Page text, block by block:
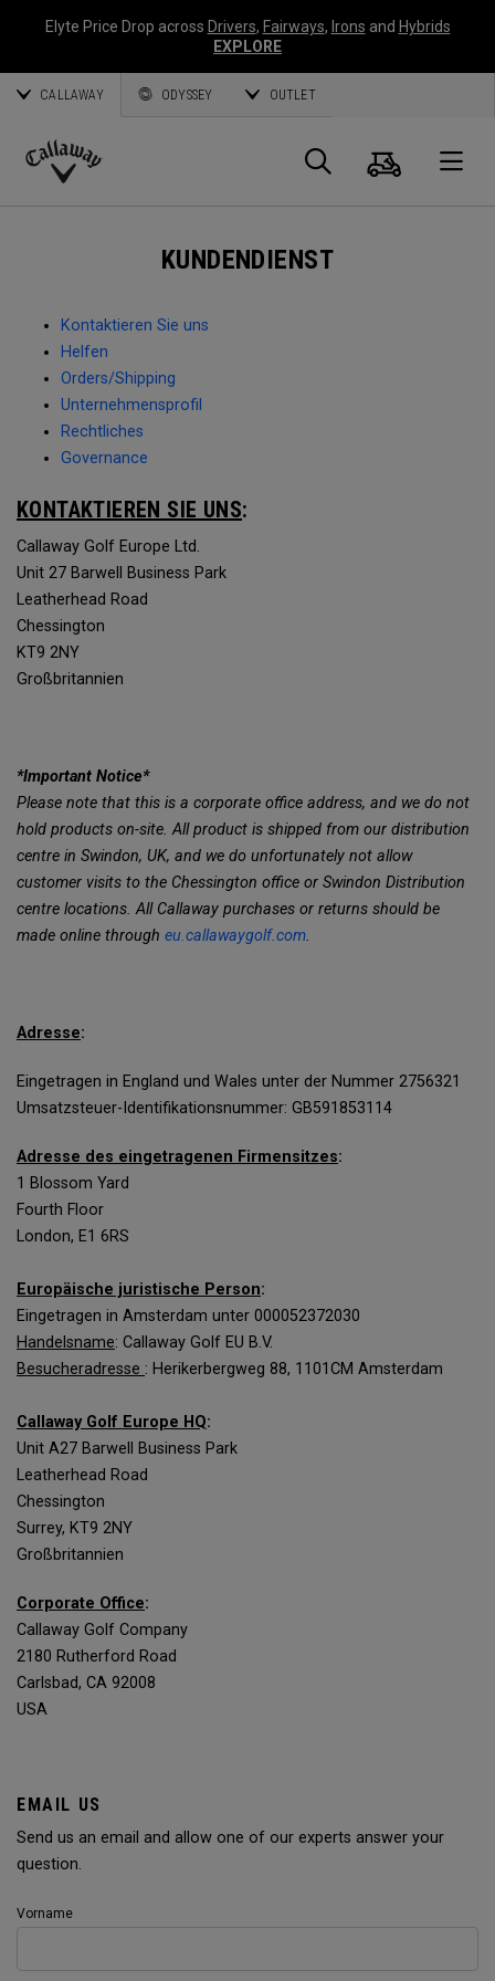
Elyte Price Drop across Drivers, Fairways, Irons and Hybrids
EXPLORE
CALLAWAY ODYSSEY OUTLET
Callaway
Suche
KUNDENDIENST
Kontaktieren Sie uns
Helfen
Orders/Shipping
Unternehmensprofil
Rechtliches
Governance
KONTAKTIEREN SIE UNS:
Callaway Golf Europe Ltd.
Unit 27 Barwell Business Park
Leatherhead Road
Chessington
KT9 2NY
Großbritannien
*Important Notice*
Please note that this is a corporate office address, and we do not
hold products on-site. All product is shipped from our distribution
centre in Swindon, UK, and we do unfortunately not allow
customer visits to the Chessington office or Swindon Distribution
centre locations. All Callaway purchases or returns should be
made online through eu.callawaygolf.com.
Adresse:
Eingetragen in England und Wales unter der Nummer 2756321
Umsatzsteuer-Identifikationsnummer: GB591853114
Adresse des eingetragenen Firmensitzes:
1 Blossom Yard
Fourth Floor
London, E1 6RS
Europäische juristische Person:
Eingetragen in Amsterdam unter 000052372030
Handelsname: Callaway Golf EU B.V.
Besucheradresse : Herikerbergweg 88, 1101CM Amsterdam
Callaway Golf Europe HQ:
Unit A27 Barwell Business Park
Leatherhead Road
Chessington
Surrey, KT9 2NY
Großbritannien
Corporate Office:
Callaway Golf Company
2180 Rutherford Road
Carlsbad, CA 92008
USA
EMAIL US
Send us an email and allow one of our experts answer your
question.
Vorname